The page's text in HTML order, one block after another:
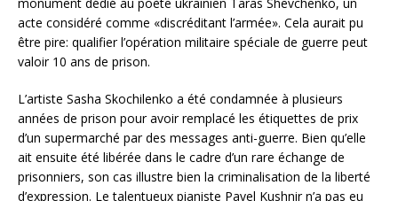
acte considéré comme «discréditant l’armée». Cela aurait pu
être pire: qualifier l’opération militaire spéciale de guerre peut
valoir 10 ans de prison.
L’artiste Sasha Skochilenko a été condamnée à plusieurs
années de prison pour avoir remplacé les étiquettes de prix
d’un supermarché par des messages anti-guerre. Bien qu’elle
ait ensuite été libérée dans le cadre d’un rare échange de
prisonniers, son cas illustre bien la criminalisation de la liberté
d’expression. Le talentueux pianiste Pavel Kushnir n’a pas eu